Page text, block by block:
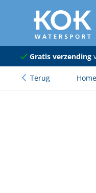
naar hoofdinhoudNavigatie
Ankeren
Kleding
Gratis verzending
Terug Home